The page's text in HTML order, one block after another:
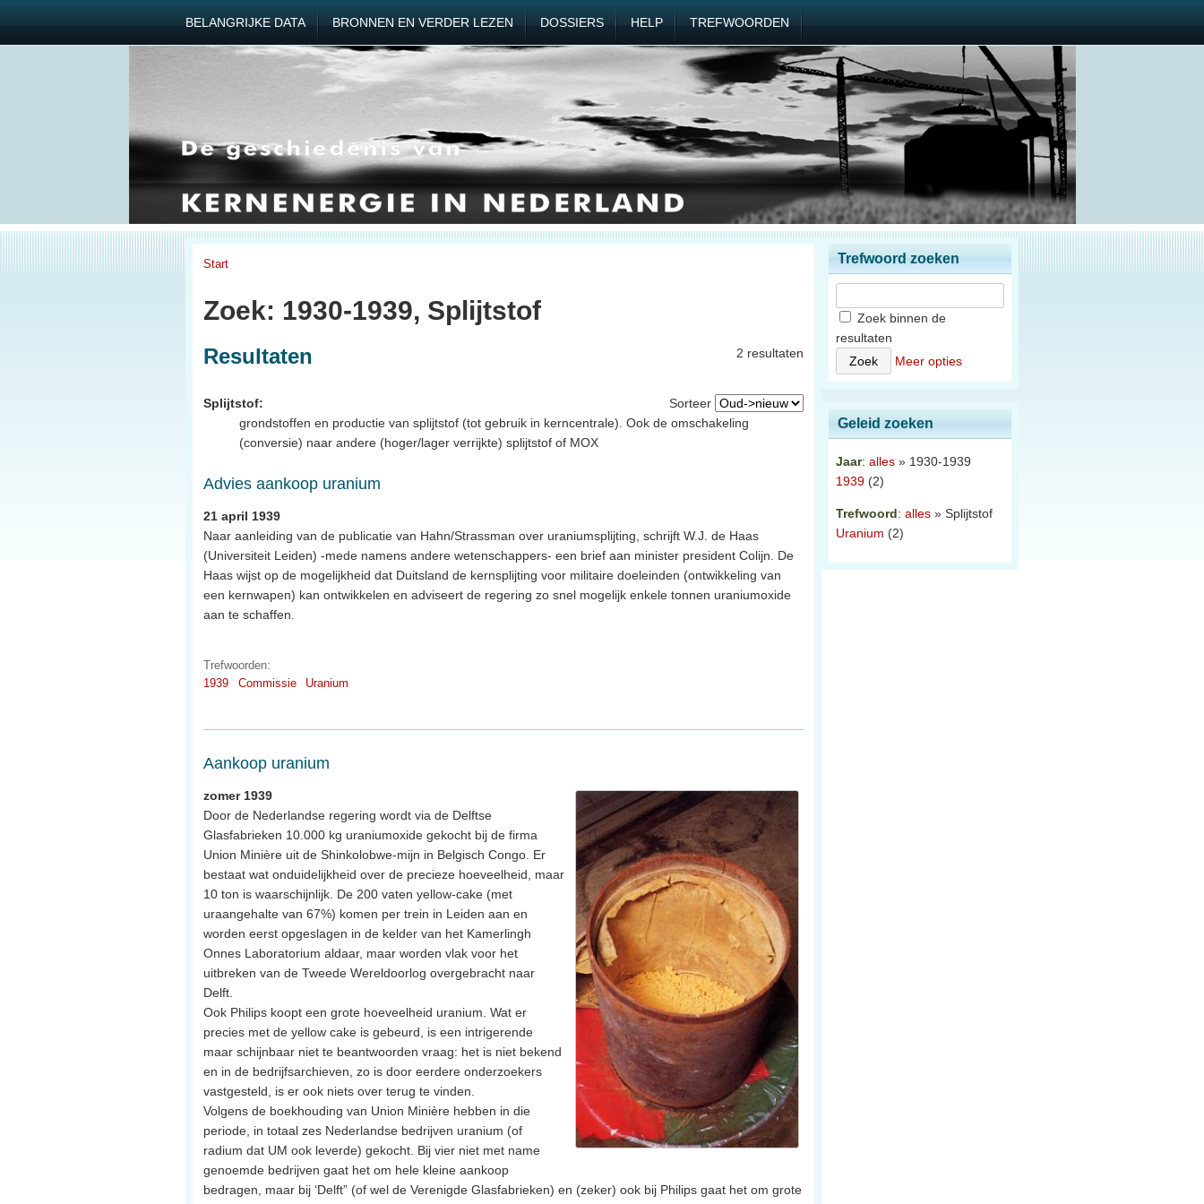
BELANGRIJKE DATA BRONNEN EN VERDER LEZEN DOSSIERS HELP TREFWOORDEN
Start
Zoek: 1930-1939, Splijtstof
2 resultaten
Resultaten
Sorteer
Splijtstof:
grondstoffen en productie van splijtstof (tot gebruik in kerncentrale). Ook de omschakeling
(conversie) naar andere (hoger/lager verrijkte) splijtstof of MOX
Advies aankoop uranium
21 april 1939
Naar aanleiding van de publicatie van Hahn/Strassman over uraniumsplijting, schrijft W.J. de Haas
(Universiteit Leiden) -mede namens andere wetenschappers- een brief aan minister president Colijn. De
Haas wijst op de mogelijkheid dat Duitsland de kernsplijting voor militaire doeleinden (ontwikkeling van
een kernwapen) kan ontwikkelen en adviseert de regering zo snel mogelijk enkele tonnen uraniumoxide
aan te schaffen.
Trefwoorden:
1939
Commissie Uranium
Aankoop uranium
zomer 1939
Door de Nederlandse regering wordt via de Delftse
Glasfabrieken 10.000 kg uraniumoxide gekocht bij de firma
Union Minière uit de Shinkolobwe-mijn in Belgisch Congo. Er
bestaat wat onduidelijkheid over de precieze hoeveelheid, maar
10 ton is waarschijnlijk. De 200 vaten yellow-cake (met
uraangehalte van 67%) komen per trein in Leiden aan en
worden eerst opgeslagen in de kelder van het Kamerlingh
Onnes Laboratorium aldaar, maar worden vlak voor het
uitbreken van de Tweede Wereldoorlog overgebracht naar
Delft.
Ook Philips koopt een grote hoeveelheid uranium. Wat er
precies met de yellow cake is gebeurd, is een intrigerende
maar schijnbaar niet te beantwoorden vraag: het is niet bekend
en in de bedrijfsarchieven, zo is door eerdere onderzoekers
vastgesteld, is er ook niets over terug te vinden.
Volgens de boekhouding van Union Minière hebben in die
periode, in totaal zes Nederlandse bedrijven uranium (of
radium dat UM ook leverde) gekocht. Bij vier niet met name
genoemde bedrijven gaat het om hele kleine aankoop
bedragen, maar bij ‘Delft” (of wel de Verenigde Glasfabrieken) en (zeker) ook bij Philips gaat het om grote
Trefwoord zoeken
Zoek binnen de
resultaten
Meer opties
Geleid zoeken
Jaar: alles » 1930-1939
1939 (2)
Trefwoord: alles » Splijtstof
Uranium (2)